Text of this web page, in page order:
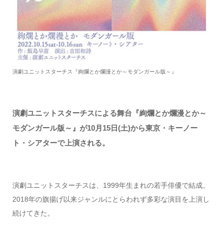
演劇ユニットスターチス『絢爛とか爛漫とか～モダンガール版～』
演劇ユニットスターチスによる舞台『絢爛とか爛漫とか～
モダンガール版～』が10月15日(土)から東京・キーノー
ト・シアターで上演される。
演劇ユニットスターチスは、1999年生まれの若手俳優で結成。
2018年の旗揚げ以来ジャンルにとらわれず多彩な演目を上演し
続けてきた。